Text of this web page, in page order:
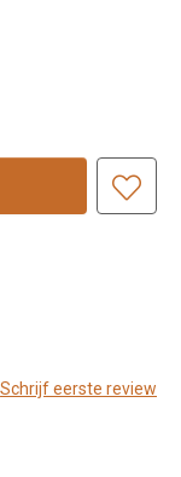
Schrijf eerste review